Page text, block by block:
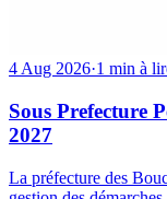
4 Aug 2026·1 min à
Sous Prefecture
2027
La préfecture des